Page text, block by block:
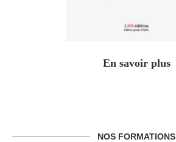
En savoir plus
NOS FORMATIONS